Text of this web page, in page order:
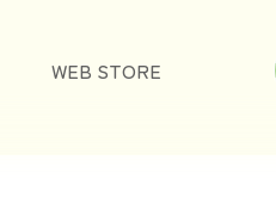
WEB STORE